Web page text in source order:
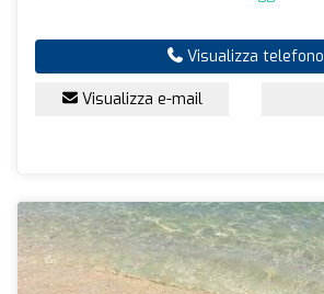
Visualizza telefono
Visualizza e-mail